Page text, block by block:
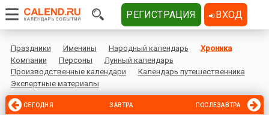
Праздники Именины Народный календарь
Хроника
Компании
Персоны
Лунный календарь
Производственные календари
Календарь путешественника
Экспертные материалы
СЕГОДНЯ ЗАВТРА ПОСЛЕЗАВТРА
РЕГИСТРАЦИЯ ВХОД